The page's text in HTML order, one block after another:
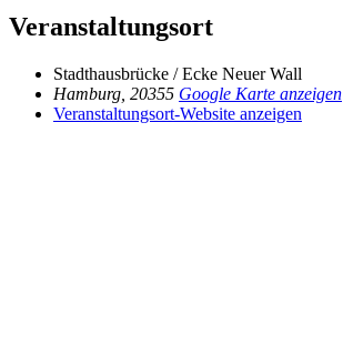
Veranstaltungsort
Stadthausbrücke / Ecke Neuer Wall
Hamburg 20355 Google Karte anzeigen
Veranstaltungsort-Website anzeigen